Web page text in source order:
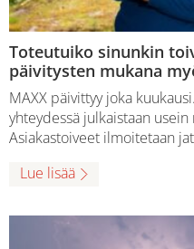
Toteutuiko sinunkin
päivitysten mukana
MAXX päivittyy joka
yhteydessä julkaistaan
Asiakastoiveet ilmoitetaan
Lue lisää